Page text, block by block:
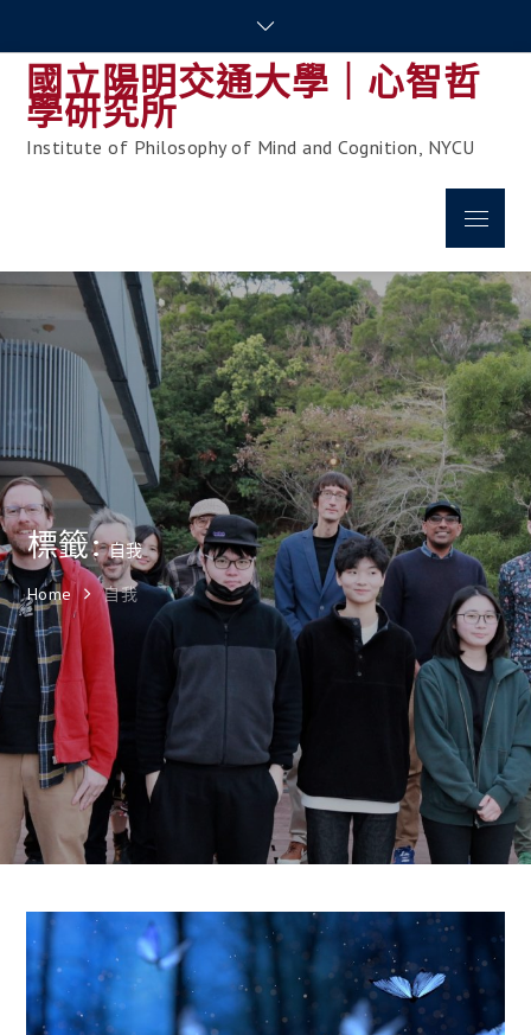
content國立陽明交通大學｜心智哲
學研究所
Institute of Philosophy of Mind and Cognition, NYCU
Menu
標籤:自我
Home 自我